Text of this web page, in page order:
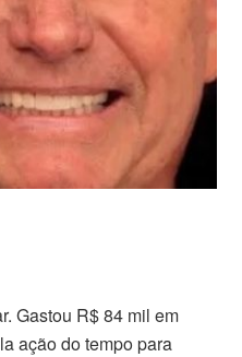
Gastou R$ 84 mil em
ação do tempo para